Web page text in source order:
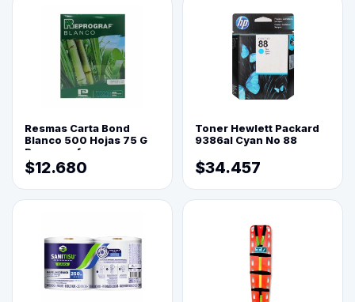
Resmas Carta Bond
Blanco 500 Hojas 75 G
Reprograf.
$12.680
Toner Hewlett Packard
9386al Cyan No 88
$34.457